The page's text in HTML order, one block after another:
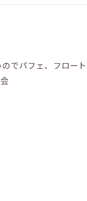
でパフェ、フロー